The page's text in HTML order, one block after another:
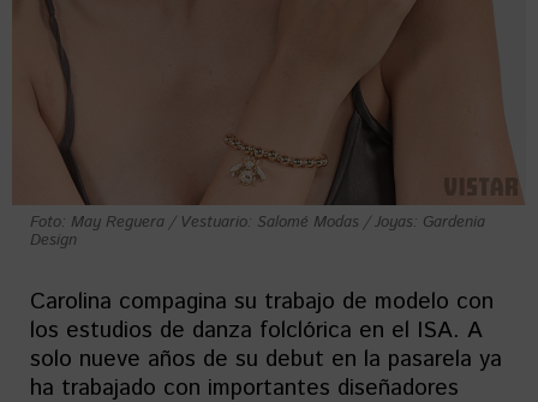
Foto: May Reguera / Vestuario: Salomé Modas / Joyas: Gardenia
Design
Carolina compagina su trabajo de modelo con
los estudios de danza folclórica en el ISA. A
solo nueve años de su debut en la pasarela ya
ha trabajado con importantes diseñadores